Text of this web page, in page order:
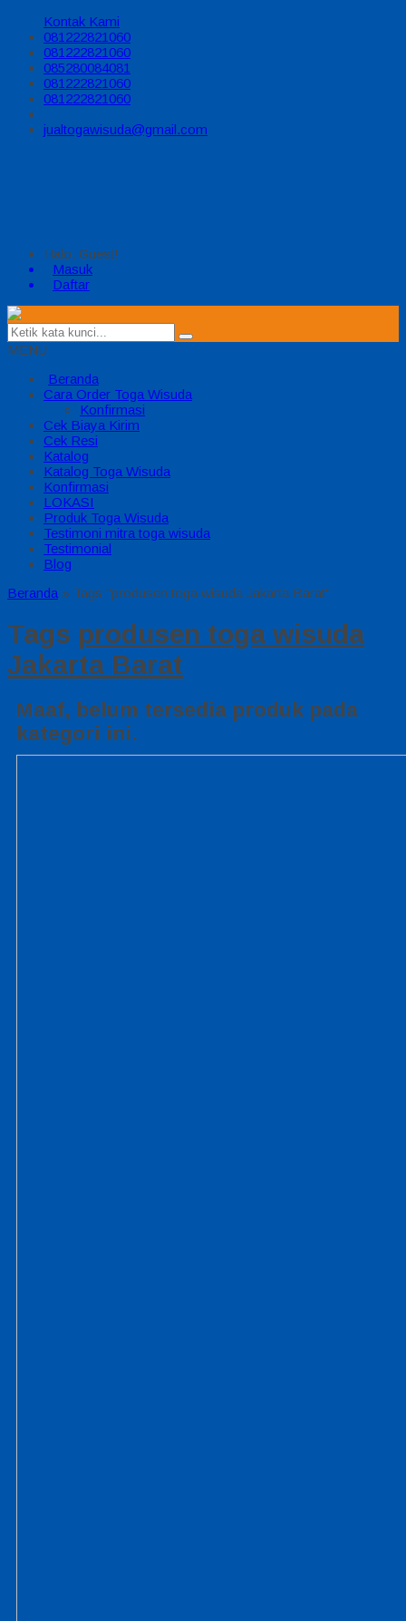
Kontak Kami
081222821060
081222821060
085280084081
081222821060
081222821060
jualtogawisuda@gmail.com
Halo, Guest!
Masuk
Daftar
MENU
Beranda
Cara Order Toga Wisuda
Konfirmasi
Cek Biaya Kirim
Cek Resi
Katalog
Katalog Toga Wisuda
Konfirmasi
LOKASI
Produk Toga Wisuda
Testimoni mitra toga wisuda
Testimonial
Blog
Beranda » Tags "produsen toga wisuda Jakarta Barat"
Tags produsen toga wisuda
Jakarta Barat
Maaf, belum tersedia produk pada
kategori ini.